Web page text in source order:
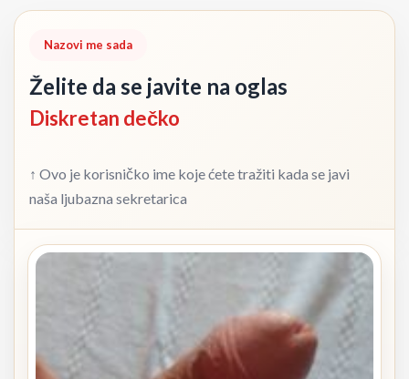
Nazovi me sada
Želite da se javite na oglas
Diskretan dečko
↑ Ovo je korisničko ime koje ćete tražiti kada se javi
naša ljubazna sekretarica